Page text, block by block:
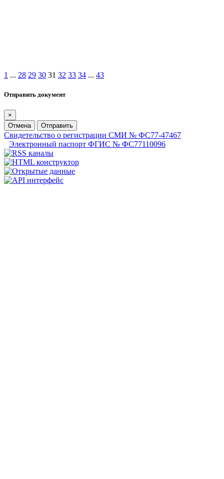
1 ... 28 29 30 31 32 33 34 ... 43
Отправить документ
×
Отмена
Отправить
Свидетельство о регистрации СМИ № ФС77-47467
Электронный паспорт ФГИС № ФС77110096